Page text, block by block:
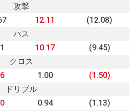
攻撃
12.11
(12.08)
パス
10.17
(9.45)
クロス
1.00
(1.50)
ドリブル
0.94
(1.13)